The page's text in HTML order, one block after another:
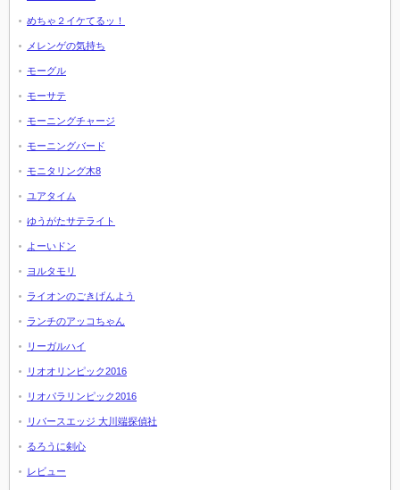
めちゃ２イケてるッ！
メレンゲの気持ち
モーグル
モーサテ
モーニングチャージ
モーニングバード
モニタリング木8
ユアタイム
ゆうがたサテライト
よーいドン
ヨルタモリ
ライオンのごきげんよう
ランチのアッコちゃん
リーガルハイ
リオオリンピック2016
リオパラリンピック2016
リバースエッジ 大川端探偵社
るろうに剣心
レビュー